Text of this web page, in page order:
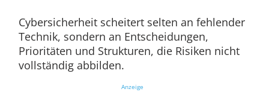
Cybersicherheit scheitert selten an fehlender
Technik, sondern an Entscheidungen,
Prioritäten und Strukturen, die Risiken nicht
vollständig abbilden.
Anzeige